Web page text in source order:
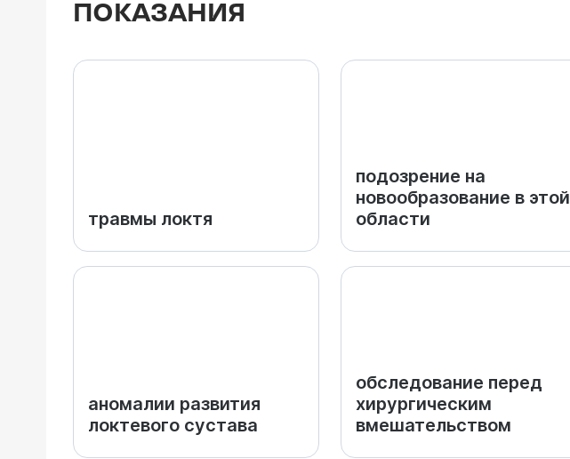
ПОКАЗАНИЯ
травмы локтя
подозрение на
новообразование в этой
области
аномалии развития
локтевого сустава
обследование перед
хирургическим
вмешательством